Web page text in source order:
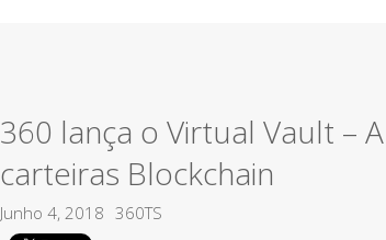
360 lança o Virtual Vault –
carteiras Blockchain
Junho 4, 2018 360TS